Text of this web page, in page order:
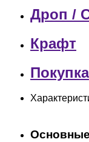
Дроп /
Крафт
Покупка